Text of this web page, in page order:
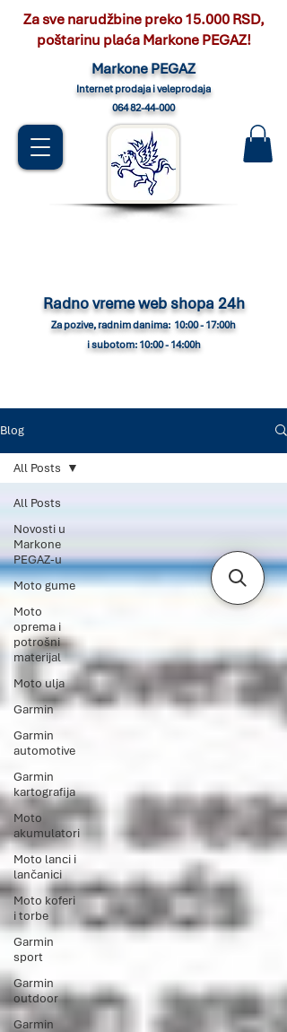
Markone PEGAZ
Internet prodaja i veleprodaja
064 82-44-000
Radno vreme web shopa 24h
Za pozive, radnim danima: 10:00 - 17:00h
i subotom: 10:00 - 14:00h
Za sve narudžbine preko 15.000 RSD,
poštarinu plaća Markone PEGAZ!
Blog
All Posts
Novosti u
Markone
PEGAZ-u
Moto gume
Moto
oprema i
potrošni
materijal
Moto ulja
Garmin
Garmin
automotive
Garmin
kartografija
Moto
akumulatori
Moto lanci i
lančanici
Moto koferi
i torbe
Garmin
sport
Garmin
outdoor
Garmin
All Posts